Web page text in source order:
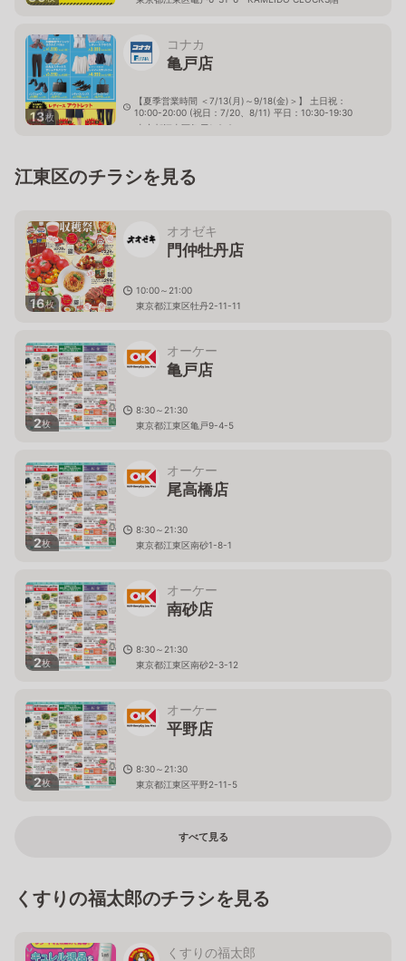
13枚
コナカ
亀戸店
【夏季営業時間 ＜7/13(月)～9/18(金)＞】 土日祝：
10:00-20:00 (祝日：7/20、8/11) 平日：10:30-19:30
東京都江東区亀戸1-8-9
江東区のチラシを見る
16枚
オオゼキ
門仲牡丹店
10:00～21:00
東京都江東区牡丹2-11-11
2枚
オーケー
亀戸店
8:30～21:30
東京都江東区亀戸9-4-5
2枚
オーケー
尾高橋店
8:30～21:30
東京都江東区南砂1-8-1
2枚
オーケー
南砂店
8:30～21:30
東京都江東区南砂2-3-12
2枚
オーケー
平野店
8:30～21:30
東京都江東区平野2-11-5
すべて見る
くすりの福太郎のチラシを見る
くすりの福太郎